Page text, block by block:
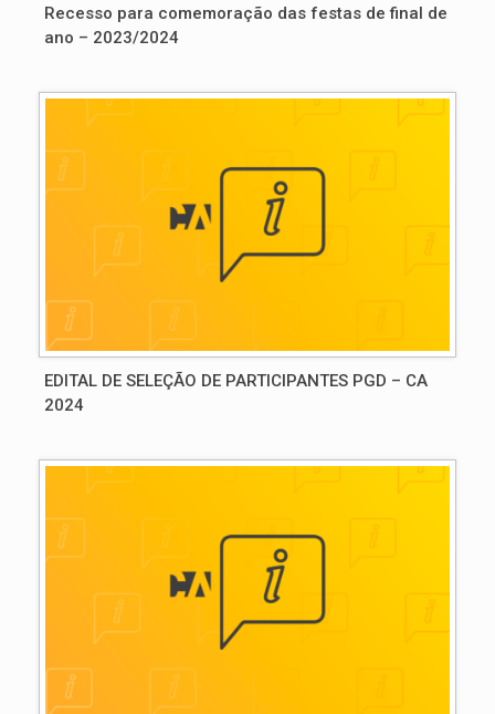
Recesso para comemoração das festas de final de
ano – 2023/2024
EDITAL DE SELEÇÃO DE PARTICIPANTES PGD – CA
2024